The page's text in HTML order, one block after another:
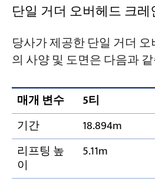
단일 거더 오버헤드 크
당사가 제공한 단일 거더
의 사양 및 도면은 다음과
매개 변수 5티
기간
18.894m
리프팅 높
이
5.11m